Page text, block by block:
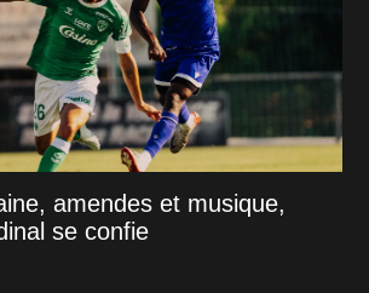
amendes et musique,
se confie